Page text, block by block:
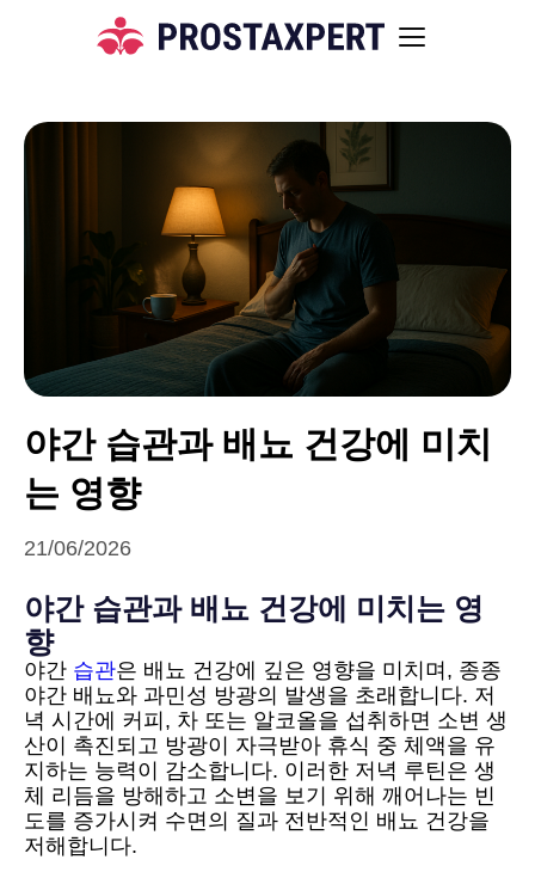
야간 습관과 배뇨 건강에 미치
는 영향
21/06/2026
야간 습관과 배뇨 건강에 미치는 영
향
야간 습관은 배뇨 건강에 깊은 영향을 미치며, 종종
야간 배뇨와 과민성 방광의 발생을 초래합니다. 저
녁 시간에 커피, 차 또는 알코올을 섭취하면 소변 생
산이 촉진되고 방광이 자극받아 휴식 중 체액을 유
지하는 능력이 감소합니다. 이러한 저녁 루틴은 생
체 리듬을 방해하고 소변을 보기 위해 깨어나는 빈
도를 증가시켜 수면의 질과 전반적인 배뇨 건강을
저해합니다.